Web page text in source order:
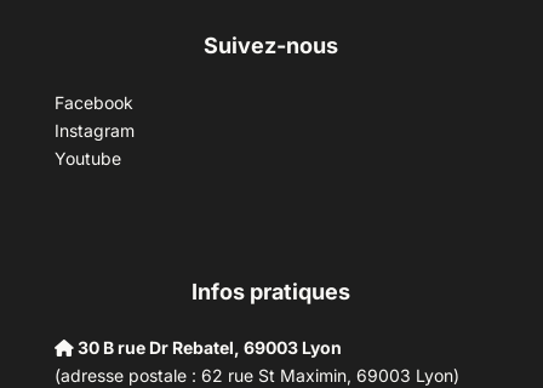
Suivez-nous
Facebook
Instagram
Youtube
Infos pratiques
30 B rue Dr Rebatel, 69003 Lyon
(adresse postale : 62 rue St Maximin, 69003 Lyon)